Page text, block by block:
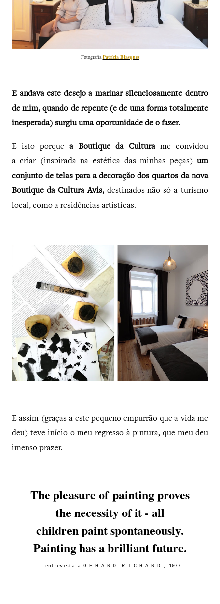
Fotografia Patrícia Blasquez
E andava este desejo a marinar silenciosamente dentro
de mim, quando de repente (e de uma forma totalmente
inesperada) surgiu uma oportunidade de o fazer.
E isto porque a Boutique da Cultura me convidou
a criar (inspirada na estética das minhas peças) um
conjunto de telas para a decoração dos quartos da nova
Boutique da Cultura Avis, destinados não só a turismo
local, como a residências artísticas.
E assim (graças a este pequeno empurrão que a vida me
deu) teve início o meu regresso à pintura, que meu deu
imenso prazer.
The pleasure of painting proves
the necessity of it - all
children paint spontaneously.
Painting has a brilliant future.
- entrevista a G E H A R D R I C H A R D , 1977